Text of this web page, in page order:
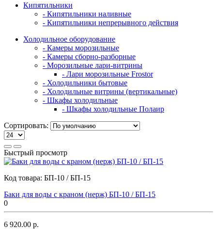
Кипятильники
- Кипятильники наливные
- Кипятильники непрерывного действия
Холодильное оборудование
- Камеры морозильные
- Камеры сборно-разборные
- Морозильные лари-витрины
- Лари морозильные Frostor
- Холодильники бытовые
- Холодильные витрины (вертикальные)
- Шкафы холодильные
- Шкафы холодильные Полаир
Сортировать:
Быстрый просмотр
Код товара: БП-10 / БП-15
Баки для воды с краном (нерж) БП-10 / БП-15
0
6 920.00 р.